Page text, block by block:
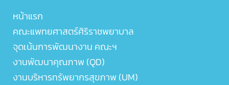
หน้าแรก
คณะแพทยศาสตร์ศิริราชพยาบาล
จุดเน้นการพัฒนางาน คณะฯ
งานพัฒนาคุณภาพ (QD)
งานบริหารทรัพยากรสุขภาพ (UM)